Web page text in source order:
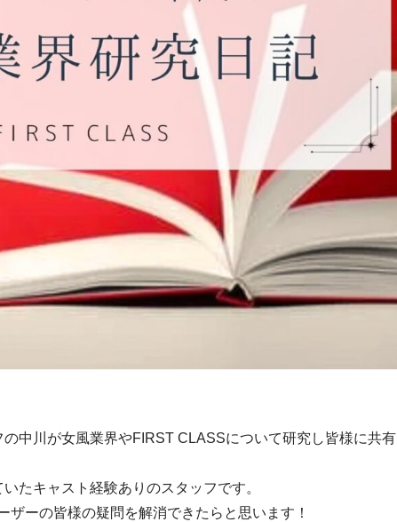
中川が女風業界やFIRST CLASSについて研究し皆様に共有
たキャスト経験ありのスタッフです。
ーの皆様の疑問を解消できたらと思います！